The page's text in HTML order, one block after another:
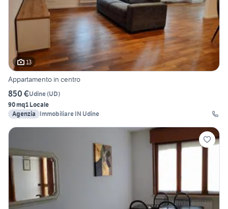
13
Appartamento in centro
850 €Udine(UD)
90 mq1 Locale
Agenzia
Immobiliare IN Udine